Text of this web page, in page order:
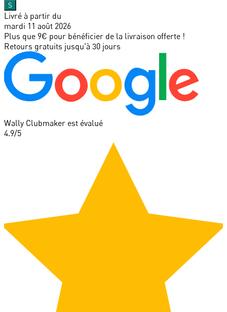
S
Livré à partir du
mardi 11 août 2026
Plus que 9€ pour bénéficier de la livraison offerte !
Retours gratuits jusqu'à 30 jours
Wally Clubmaker est évalué
4.9/5